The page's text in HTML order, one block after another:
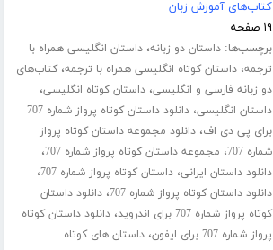
کتاب‌های آموزش زبان
۱۹ صفحه
برچسب‌ها:داستان دو زبانه،داستان انگلیسی همراه با
ترجمه،داستان کوتاه انگلیسی همراه با ترجمه،کتاب‌های
دو زبانه فارسی و انگلیسی،داستان کوتاه انگلیسی،
داستان انگلیسی،
دانلود داستان کوتاه پرواز شماره 707
برای پی دی اف،دانلود مجموعه داستان کوتاه پرواز
شماره 707
، مجموعه داستان کوتاه پرواز شماره 707 ،
دانلود داستان ایرانی،داستان کوتاه پرواز شماره 707 ،
دانلود داستان کوتاه پرواز شماره 707 ،دانلود داستان
کوتاه پرواز شماره 707 برای اندروید
،دانلود داستان کوتاه
پرواز شماره 707 برای ایفون
،داستان های کوتاه